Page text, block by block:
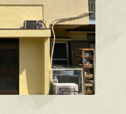
診 いたします!!
44-2605